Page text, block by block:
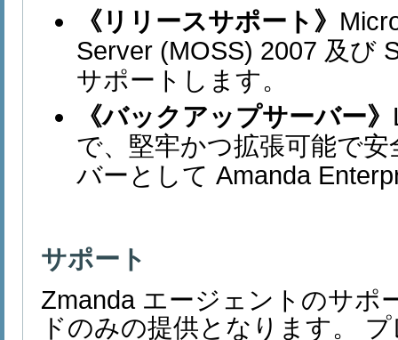
《リリースサポート》
Server (MOSS) 2007 及び
サポートします。
《バックアップサーバー》
で、堅牢かつ拡張可能で
バーとして Amanda
サポート
Zmanda エージェントのサポ
ドのみの提供となります。